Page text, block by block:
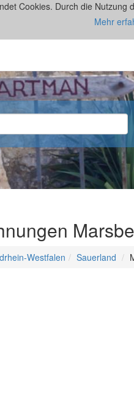
Cookies. Durch die
Mehr
Westfalen Sauerland